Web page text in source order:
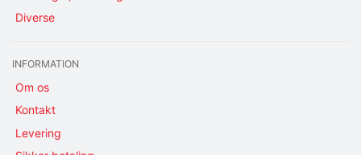
Diverse
INFORMATION
Om os
Kontakt
Levering